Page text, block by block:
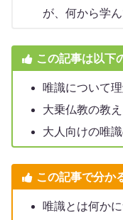
が、何から学
この記事は以下
唯識について
大乗仏教の教
大人向けの唯
この記事で分か
唯識とは何か